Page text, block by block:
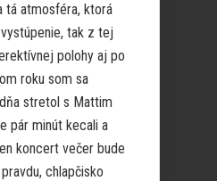
tá atmosféra, ktorá
tak z tej
polohy aj po
roku som sa
stretol s Mattim
pár minút kecali a
koncert večer bude
chlapčisko